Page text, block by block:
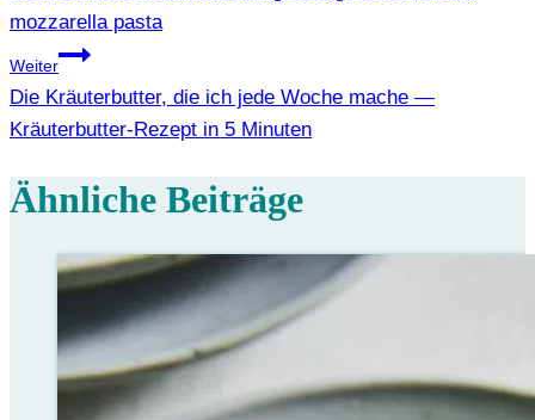
mozzarella pasta
Weiter
Die Kräuterbutter, die ich jede Woche mache —
Kräuterbutter-Rezept in 5 Minuten
Ähnliche Beiträge